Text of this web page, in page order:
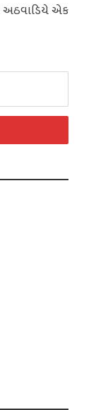
અઠવાડિયે એક